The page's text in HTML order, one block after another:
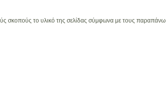
σκοπούς το υλικό της σελίδας σύμφωνα με τους παραπάνω